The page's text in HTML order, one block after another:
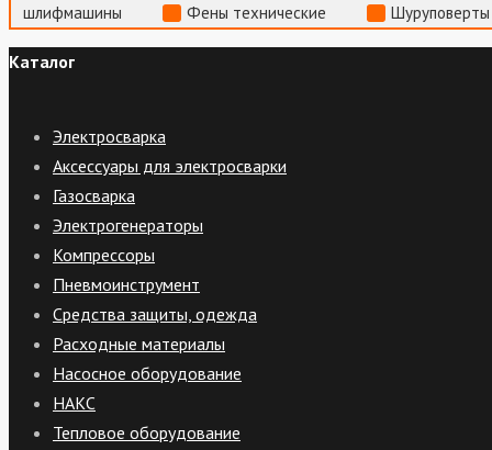
шлифмашины
Фены технические
Каталог
Электросварка
Аксессуары для электросварки
Газосварка
Электрогенераторы
Компрессоры
Пневмоинструмент
Средства защиты, одежда
Расходные материалы
Насосное оборудование
НАКС
Тепловое оборудование